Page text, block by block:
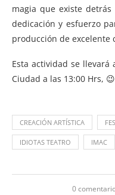
magia que existe
dedicación y esfuerzo
producción de excelente
Esta actividad se
Ciudad a las 13:00 Hrs,
CREACIÓN ARTÍSTICA
IDIOTAS TEATRO IMAC
0